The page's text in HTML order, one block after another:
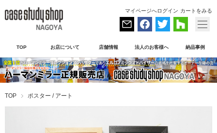
マイページへログイン カートをみる
TOP お店について 店舗情報 法人のお客様へ 納品事例
TOP ポスター / アート